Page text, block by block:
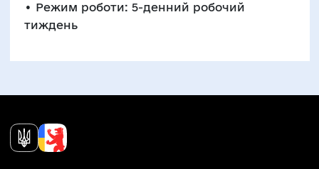
• Режим роботи: 5-денний робочий
тиждень